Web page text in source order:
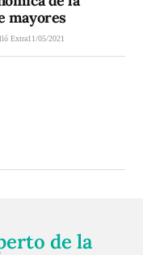
mayores
Extra11/05/2021
de la